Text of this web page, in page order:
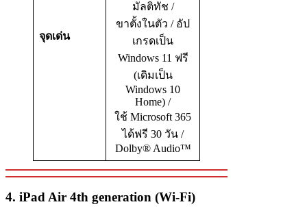
จุดเด่น
มัลติทัช /
ขาตั้งในตัว / อัป
เกรดเป็น
Windows 11 ฟรี
(เดิมเป็น
Windows 10
Home) /
ใช้ Microsoft 365
ได้ฟรี 30 วัน /
Dolby® Audio™
4. iPad Air 4th generation (Wi‑Fi)